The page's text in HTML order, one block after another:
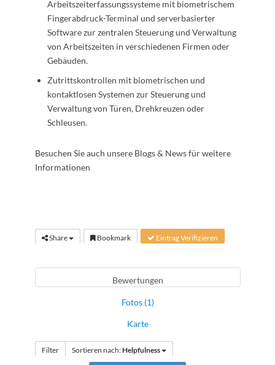
Arbeitszeiterfassungssysteme mit biometrischem
Fingerabdruck-Terminal und serverbasierter
Software zur zentralen Steuerung und Verwaltung
von Arbeitszeiten in verschiedenen Firmen oder
Gebäuden.
Zutrittskontrollen mit biometrischen und
kontaktlosen Systemen zur Steuerung und
Verwaltung von Türen, Drehkreuzen oder
Schleusen.
Besuchen Sie auch unsere Blogs & News für weitere
Informationen
Share Bookmark Eintrag Verifizieren
Bewertungen
Fotos (1)
Karte
Filter Sortieren nach:Helpfulness